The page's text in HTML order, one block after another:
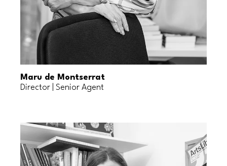
Maru de Montserrat
Director | Senior Agent